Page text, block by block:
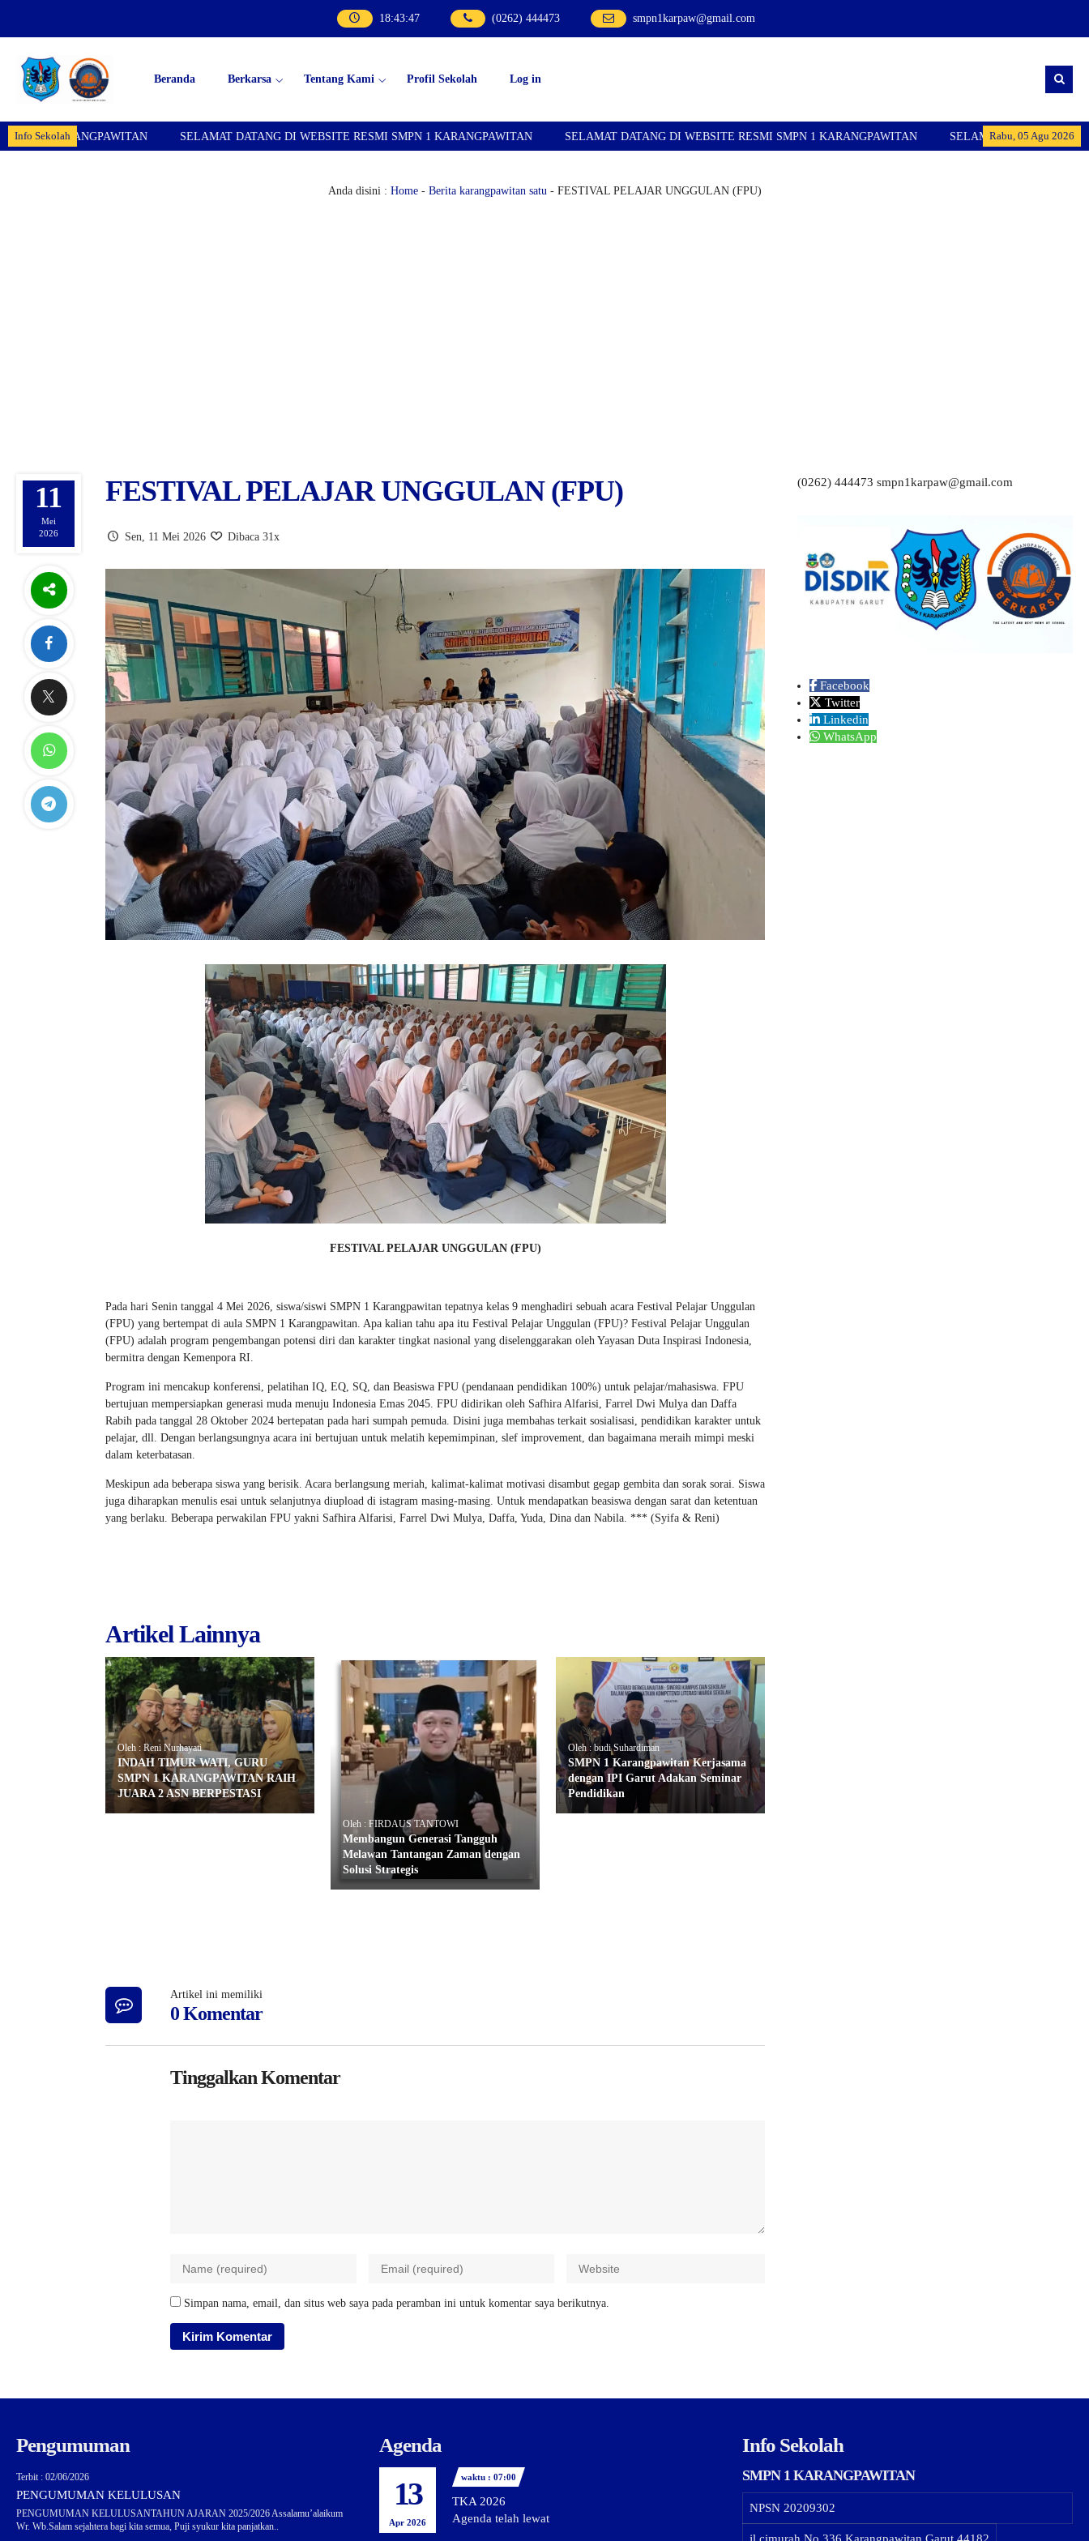
18:43:48 (0262) 444473 smpn1karpaw@gmail.com
Beranda Berkarsa Tentang Kami Profil Sekolah Log in
Info Sekolah Rabu, 05 Agu 2026
SELAMAT DATANG DI WEBSITE RESMI SMPN 1 KARANGPAWITAN SELAMAT DATANG DI WEBSITE RESMI SMPN 1 KARANGPAWITAN SELAMAT DATANG DI WEBSITE RESMI
Anda disini : Home- Berita karangpawitan satu- FESTIVAL PELAJAR UNGGULAN (FPU)
11
Mei
2026
FESTIVAL PELAJAR UNGGULAN (FPU)
Sen, 11 Mei 2026 Dibaca 31x
FESTIVAL PELAJAR UNGGULAN (FPU)
Pada hari Senin tanggal 4 Mei 2026, siswa/siswi SMPN 1 Karangpawitan tepatnya kelas 9 menghadiri sebuah acara Festival Pelajar Unggulan
(FPU) yang bertempat di aula SMPN 1 Karangpawitan. Apa kalian tahu apa itu Festival Pelajar Unggulan (FPU)? Festival Pelajar Unggulan
(FPU) adalah program pengembangan potensi diri dan karakter tingkat nasional yang diselenggarakan oleh Yayasan Duta Inspirasi Indonesia,
bermitra dengan Kemenpora RI.
Program ini mencakup konferensi, pelatihan IQ, EQ, SQ, dan Beasiswa FPU (pendanaan pendidikan 100%) untuk pelajar/mahasiswa. FPU
bertujuan mempersiapkan generasi muda menuju Indonesia Emas 2045. FPU didirikan oleh Safhira Alfarisi, Farrel Dwi Mulya dan Daffa
Rabih pada tanggal 28 Oktober 2024 bertepatan pada hari sumpah pemuda. Disini juga membahas terkait sosialisasi, pendidikan karakter untuk
pelajar, dll. Dengan berlangsungnya acara ini bertujuan untuk melatih kepemimpinan, slef improvement, dan bagaimana meraih mimpi meski
dalam keterbatasan.
Meskipun ada beberapa siswa yang berisik. Acara berlangsung meriah, kalimat-kalimat motivasi disambut gegap gembita dan sorak sorai. Siswa
juga diharapkan menulis esai untuk selanjutnya diupload di istagram masing-masing. Untuk mendapatkan beasiswa dengan sarat dan ketentuan
yang berlaku. Beberapa perwakilan FPU yakni Safhira Alfarisi, Farrel Dwi Mulya, Daffa, Yuda, Dina dan Nabila. *** (Syifa & Reni)
Artikel Lainnya
Oleh : Reni Nurhayati
INDAH TIMUR WATI, GURU
SMPN 1 KARANGPAWITAN RAIH
JUARA 2 ASN BERPESTASI
Oleh : FIRDAUS TANTOWI
Membangun Generasi Tangguh
Melawan Tantangan Zaman dengan
Solusi Strategis
Oleh : budi Suhardiman
SMPN 1 Karangpawitan Kerjasama
dengan IPI Garut Adakan Seminar
Pendidikan
Artikel ini memiliki
0 Komentar
Tinggalkan Komentar
Simpan nama, email, dan situs web saya pada peramban ini untuk komentar saya berikutnya.
(0262) 444473 smpn1karpaw@gmail.com
Facebook
Twitter
Linkedin
WhatsApp
Pengumuman
Terbit : 02/06/2026
PENGUMUMAN KELULUSAN
PENGUMUMAN KELULUSANTAHUN AJARAN 2025/2026 Assalamu’alaikum
Wr. Wb.Salam sejahtera bagi kita semua, Puji syukur kita panjatkan..
Agenda
13
Apr 2026
waktu : 07:00
TKA 2026
Agenda telah lewat
Info Sekolah
SMPN 1 KARANGPAWITAN
NPSN 20209302
jl.cimurah No.336 Karangpawitan Garut 44182